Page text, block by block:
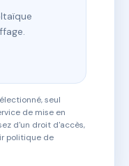
seul
de mise en
d'un droit d'accès,
politique de